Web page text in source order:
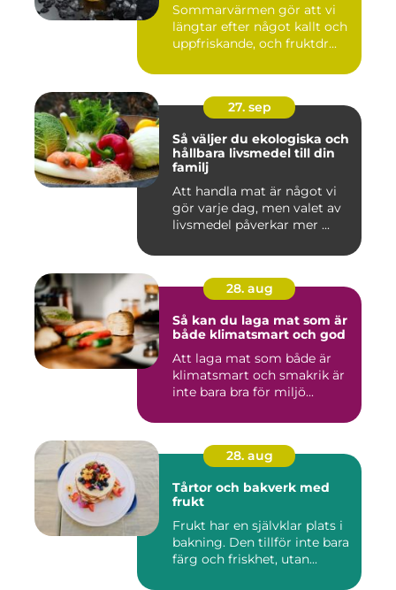
Sommarvärmen gör att vi
längtar efter något kallt och
uppfriskande, och fruktdr...
27. sep
Så väljer du ekologiska och
hållbara livsmedel till din
familj
Att handla mat är något vi
gör varje dag, men valet av
livsmedel påverkar mer ...
28. aug
Så kan du laga mat som är
både klimatsmart och god
Att laga mat som både är
klimatsmart och smakrik är
inte bara bra för miljö...
28. aug
Tårtor och bakverk med
frukt
Frukt har en självklar plats i
bakning. Den tillför inte bara
färg och friskhet, utan...